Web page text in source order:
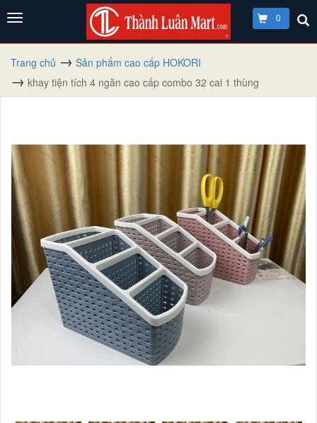
0
Trang chủ
Sản phẩm cao cấp HOKORI
khay tiện tích 4 ngăn cao cấp combo 32 cai 1 thùng